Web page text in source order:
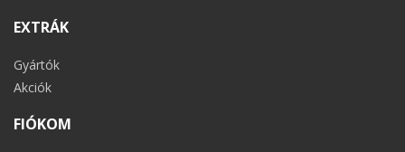
EXTRÁK
Gyártók
Akciók
FIÓKOM